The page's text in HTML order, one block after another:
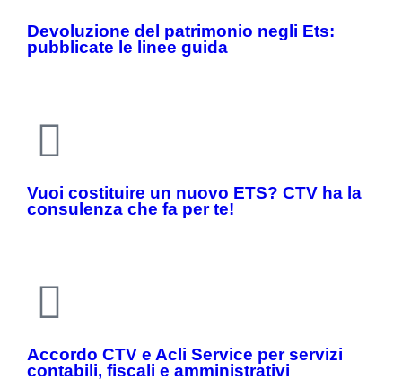
Devoluzione del patrimonio negli Ets:
pubblicate le linee guida
Vuoi costituire un nuovo ETS? CTV ha la
consulenza che fa per te!
Accordo CTV e Acli Service per servizi
contabili, fiscali e amministrativi